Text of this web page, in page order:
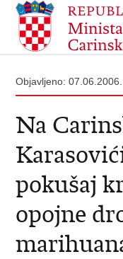
Objavljeno: 07.06.2006.
Na
pokušaj
opojne